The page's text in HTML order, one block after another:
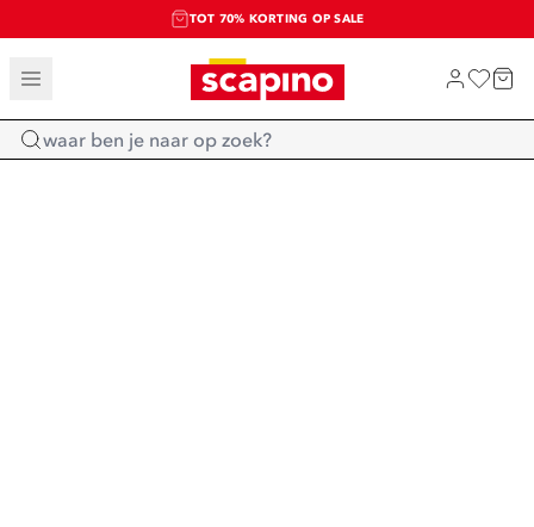
TOT 70% KORTING OP SALE
SALE: LAATSTE KANS!
SHOP NIEUW
Home